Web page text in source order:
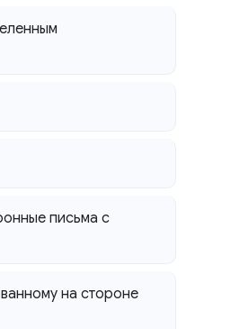
письма с
на стороне